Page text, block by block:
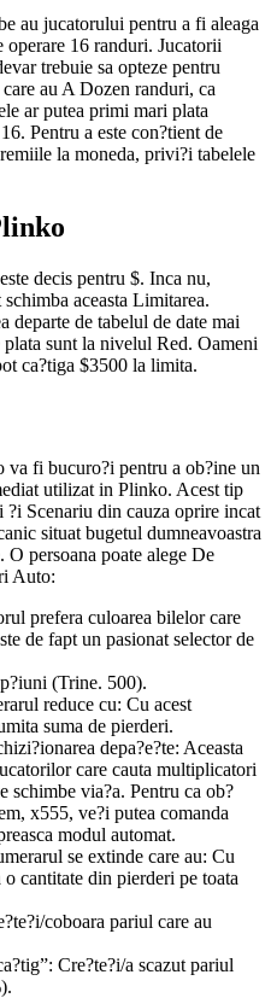
au jucatorului pentru a fi aleaga
16 randuri. Jucatorii
trebuie sa opteze pentru
au A Dozen randuri, ca
ar putea primi mari plata
Pentru a este con?tient de
la moneda, privi?i tabelele
decis pentru $. Inca nu,
aceasta Limitarea.
departe de tabelul de date mai
sunt la nivelul Red. Oameni
ca?tiga $3500 la limita.
fi bucuro?i pentru a ob?ine un
utilizat in Plinko. Acest tip
?i Scenariu din cauza oprire incat
situat bugetul dumneavoastra
O persoana poate alege De
Auto:
prefera culoarea bilelor care
de fapt un pasionat selector de
(Trine. 500).
reduce cu: Cu acest
suma de pierderi.
depa?e?te: Aceasta
care cauta multiplicatori
schimbe via?a. Pentru ca ob?
x555, ve?i putea comanda
modul automat.
se extinde care au: Cu
cantitate din pierderi pe toata
coboara pariul care au
Cre?te?i/a scazut pariul